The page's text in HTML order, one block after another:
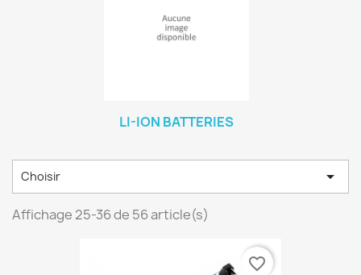
LI-ION BATTERIES
Choisir 
Affichage 25-36 de 56 article(s)
favorite_border